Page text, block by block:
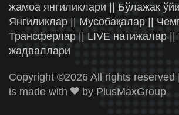
жамоа янгиликлари || Бўлажак
Янгиликлар || Мусобақалар ||
Трансферлар || LIVE натижалар ||
жадваллари
Copyright ©2026 All rights
is made with
by PlusMaxGroup